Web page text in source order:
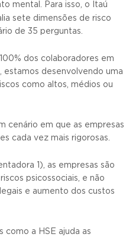
mental. Para isso, o Itaú
sete dimensões de risco
de 35 perguntas.
dos colaboradores em
estamos desenvolvendo uma
como altos, médios ou
cenário em que as empresas
cada vez mais rigorosas.
1), as empresas são
psicossociais, e não
e aumento dos custos
a HSE ajuda as